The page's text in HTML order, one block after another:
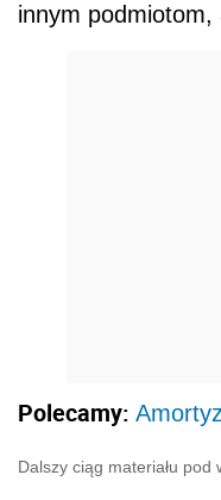
innym podmiotom,
Polecamy:
Dalszy ciąg materiału pod